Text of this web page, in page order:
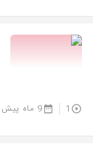
1 9 ماه پیش